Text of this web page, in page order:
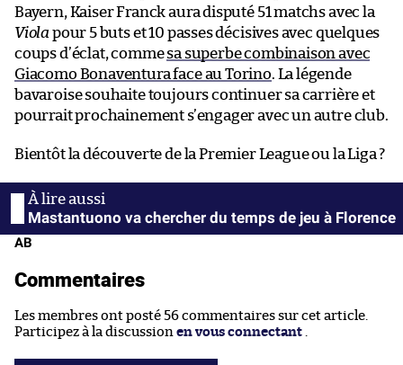
Bayern, Kaiser Franck aura disputé 51 matchs avec la
Viola pour 5 buts et 10 passes décisives avec quelques
coups d’éclat, commesa superbe combinaison avec
Giacomo Bonaventura face au Torino. La légende
bavaroise souhaite toujours continuer sa carrière et
pourrait prochainement s’engager avec un autre club.
Bientôt la découverte de la Premier League ou la Liga ?
Mastantuono va chercher du temps de jeu à Florence
AB
Commentaires
Les membres ont posté 56 commentaires sur cet article.
Participez à la discussion en vous connectant